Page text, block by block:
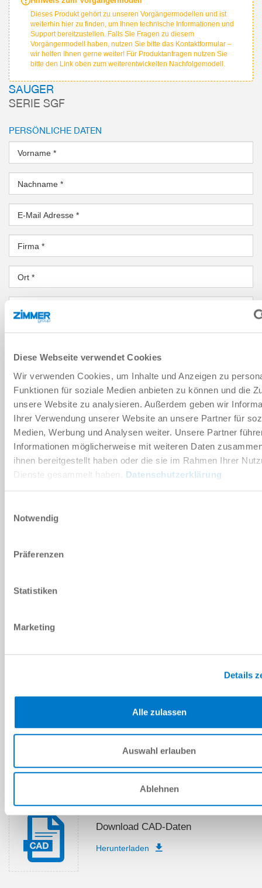
Diese Webseite verwendet Cookies
Wir verwenden Cookies, um Inhalte und Anzeigen zu
Funktionen für soziale Medien anbieten zu können und die
unsere Website zu analysieren. Außerdem geben wir
Ihrer Verwendung unserer Website an unsere Partner für
Medien, Werbung und Analysen weiter. Unsere Partner
Informationen möglicherweise mit weiteren Daten
ihnen bereitgestellt haben oder die sie im Rahmen Ihrer
Dienste gesammelt haben. Datenschutzerklärung
Notwendig
Präferenzen
Statistiken
Marketing
Details
Alle zulassen
Auswahl erlauben
Ablehnen
Dieses Produkt gehört zu unseren Vorgängermodellen und ist
weiterhin hier zu finden, um Ihnen technische Informationen und
Support bereitzustellen. Falls Sie Fragen zu diesem
Vorgängermodell haben, nutzen Sie bitte das Kontaktformular –
wir helfen Ihnen gerne weiter! Für Produktanfragen nutzen Sie
bitte den Link oben zum weiterentwickelten Nachfolgemodell.
SAUGER
SERIE SGF
PERSÖNLICHE DATEN
Vorname *
Nachname *
E-Mail Adresse *
Firma *
Ort *
Land
NACHRICHT
Nachricht*
Sicherheitsabfrage
PDF-Datenblatt
Herunterladen
Download CAD-Daten
Herunterladen